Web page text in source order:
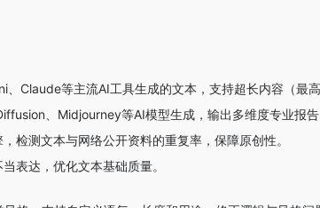
、Claude等主流AI工具生成的文本，支持超长内容（最
、Midjourney等AI模型生成，输出多维度专业报告
检测文本与网络公开资料的重复率，保障原创性。
表达，优化文本基础质量。